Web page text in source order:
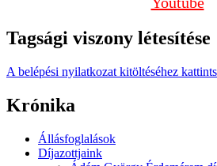
Tagsági viszony létesítése
A belépési nyilatkozat kitöltéséhez
Krónika
Állásfoglalások
Díjazottjaink